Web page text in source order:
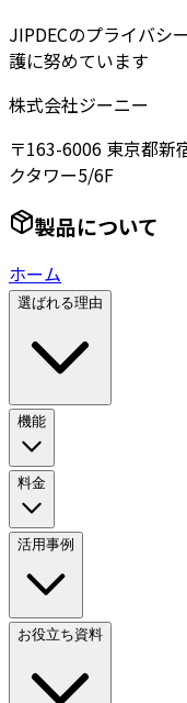
JIPDECのプライバシ
護に努めています
株式会社ジーニー
〒163-6006 東京都新
クタワー5/6F
製品について
ホーム
選ばれる理由
機能
料金
活用事例
お役立ち資料